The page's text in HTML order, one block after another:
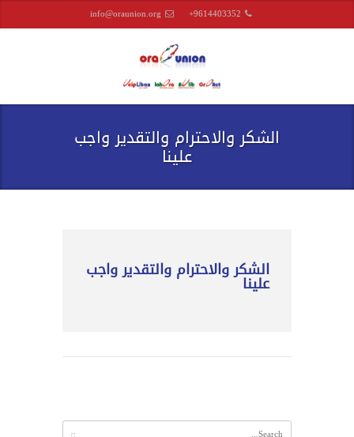
info@oraunion.org +9614403352
الشكر والاحترام والتقدير واجب
علينا
الشكر والاحترام والتقدير واجب
علينا